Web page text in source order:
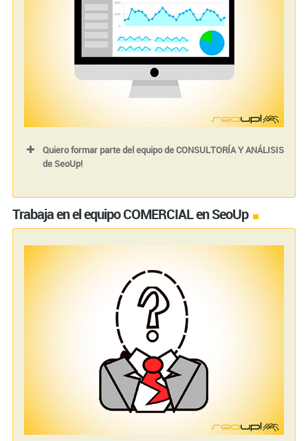
Quiero formar parte del equipo de CONSULTORÍA Y ANÁLISIS
de SeoUp!
Nombre (requerido)
Tu correo electrónico (requerido)
Tu teléfono (requerido)
Trabaja en el equipo COMERCIAL en SeoUp